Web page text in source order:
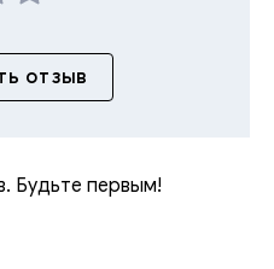
отзыв
Будьте первым!